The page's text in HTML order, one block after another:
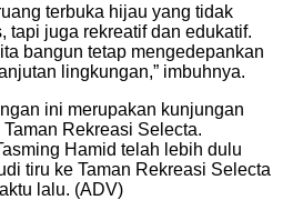
terbuka hijau yang tidak
tapi juga rekreatif dan edukatif.
bangun tetap mengedepankan
lingkungan,” imbuhnya.
ini merupakan kunjungan
Rekreasi Selecta.
Hamid telah lebih dulu
tiru ke Taman Rekreasi Selecta
lalu. (ADV)